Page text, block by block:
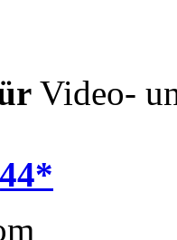
Video-